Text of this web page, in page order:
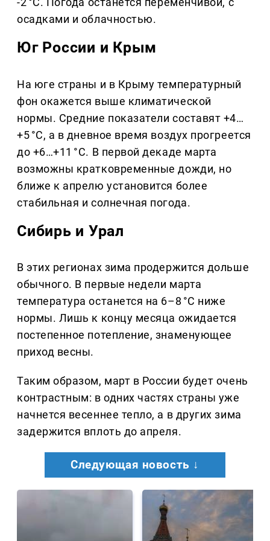
осадками и облачностью.
Юг России и Крым
На юге страны и в Крыму температурный
фон окажется выше климатической
нормы. Средние показатели составят +4…
+5 °C, а в дневное время воздух прогреется
до +6…+11 °C. В первой декаде марта
возможны кратковременные дожди, но
ближе к апрелю установится более
стабильная и солнечная погода.
Сибирь и Урал
В этих регионах зима продержится дольше
обычного. В первые недели марта
температура останется на 6–8 °C ниже
нормы. Лишь к концу месяца ожидается
постепенное потепление, знаменующее
приход весны.
Таким образом, март в России будет очень
контрастным: в одних частях страны уже
начнется весеннее тепло, а в других зима
задержится вплоть до апреля.
Следующая новость ↓